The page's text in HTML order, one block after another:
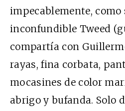
impecablemente, como
inconfundible Tweed
compartía con
rayas, fina corbata,
mocasines de color
abrigo y bufanda. Solo